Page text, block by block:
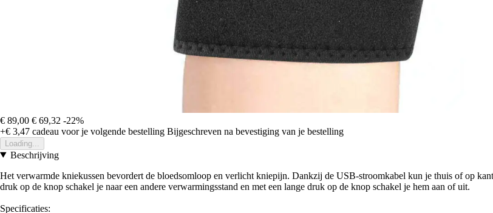
€ 89,00 € 69,32 -22%
+€ 3,47 cadeau voor je volgende bestelling Bijgeschreven na bevestiging van je bestelling
Loading...
Beschrijving
Het verwarmde kniekussen bevordert de bloedsomloop en verlicht kniepijn. Dankzij de USB-stroomkabel kun je thuis of op
druk op de knop schakel je naar een andere verwarmingsstand en met een lange druk op de knop schakel je hem aan of uit.
Specificaties: